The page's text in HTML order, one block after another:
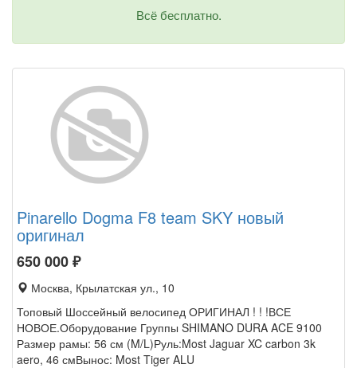
Всё бесплатно.
Pinarello Dogma F8 team SKY новый
оригинал
650 000₽
Москва, Крылатская ул., 10
Топовый Шоссейный велосипед ОРИГИНАЛ ! ! !ВСЕ
НОВОЕ.Оборудование Группы SHIMANO DURA ACE 9100
Размер рамы: 56 см (M/L)Руль:Most Jaguar XC carbon 3k
aero, 46 смВынос: Most Tiger ALU